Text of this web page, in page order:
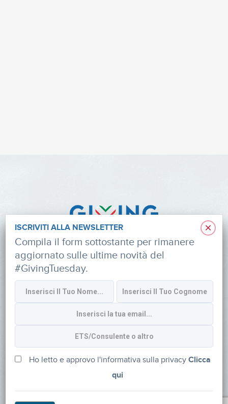
Informativa sulla privacy
CONTATTI
via Roberto Lepetit 8/10 – 20124 Milano
info@fondazioneaifr.org
Tel: +39 02 47924880
×
ISCRIVITI ALLA NEWSLETTER
Compila il form sottostante per rimanere
aggiornato sulle ultime novità del
#GivingTuesday.
Ho letto e approvo l'informativa sulla privacyClicca
qui